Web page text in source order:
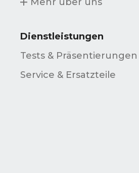
Dienstleistungen
Tests & Präsentierungen
Service & Ersatzteile